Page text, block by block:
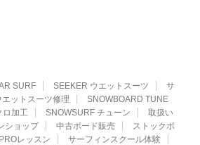
SURF SEEKER ウエットスーツ
サ
エットスーツ修理
SNOWBOARD TUNE
ロ加工
SNOWSURF チューン
取扱い
ショップ 中古ボード販売
ストックボ
レッスン
サーフィンスクール体験